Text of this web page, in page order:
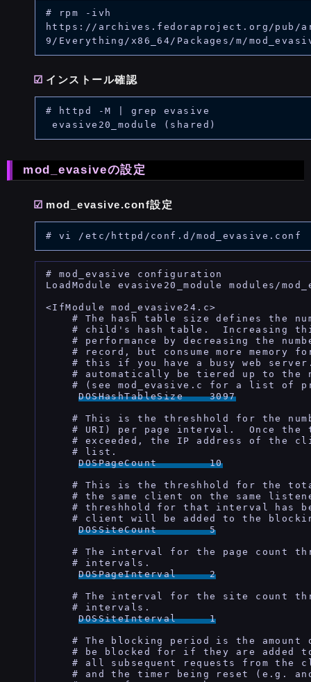
# rpm -ivh
https://archives.fedoraproject.org/pub/
インストール確認
# httpd -M | grep evasive
mod_evasiveの設定
mod_evasive.conf設定
# mod_evasive configuration
LoadModule evasive20_module modules/
<IfModule mod_evasive24.c>
# The hash table size defines the
# child's hash table.  Increasing
# performance by decreasing the
# record, but consume more memory
# this if you have a busy web
# automatically be tiered up to the
# (see mod_evasive.c for a list of
DOSHashTableSize    3097
# This is the threshhold for the
# URI) per page interval.  Once the
# exceeded, the IP address of the
    # list.
DOSPageCount        10
# This is the threshhold for the
# the same client on the same
# threshhold for that interval has
# client will be added to the
DOSSiteCount        5
# The interval for the page count
    # intervals.
DOSPageInterval     2
# The interval for the site count
    # intervals.
DOSSiteInterval     1
# The blocking period is the amount
# be blocked for if they are added
# all subsequent requests from the
# and the timer being reset (e.g.